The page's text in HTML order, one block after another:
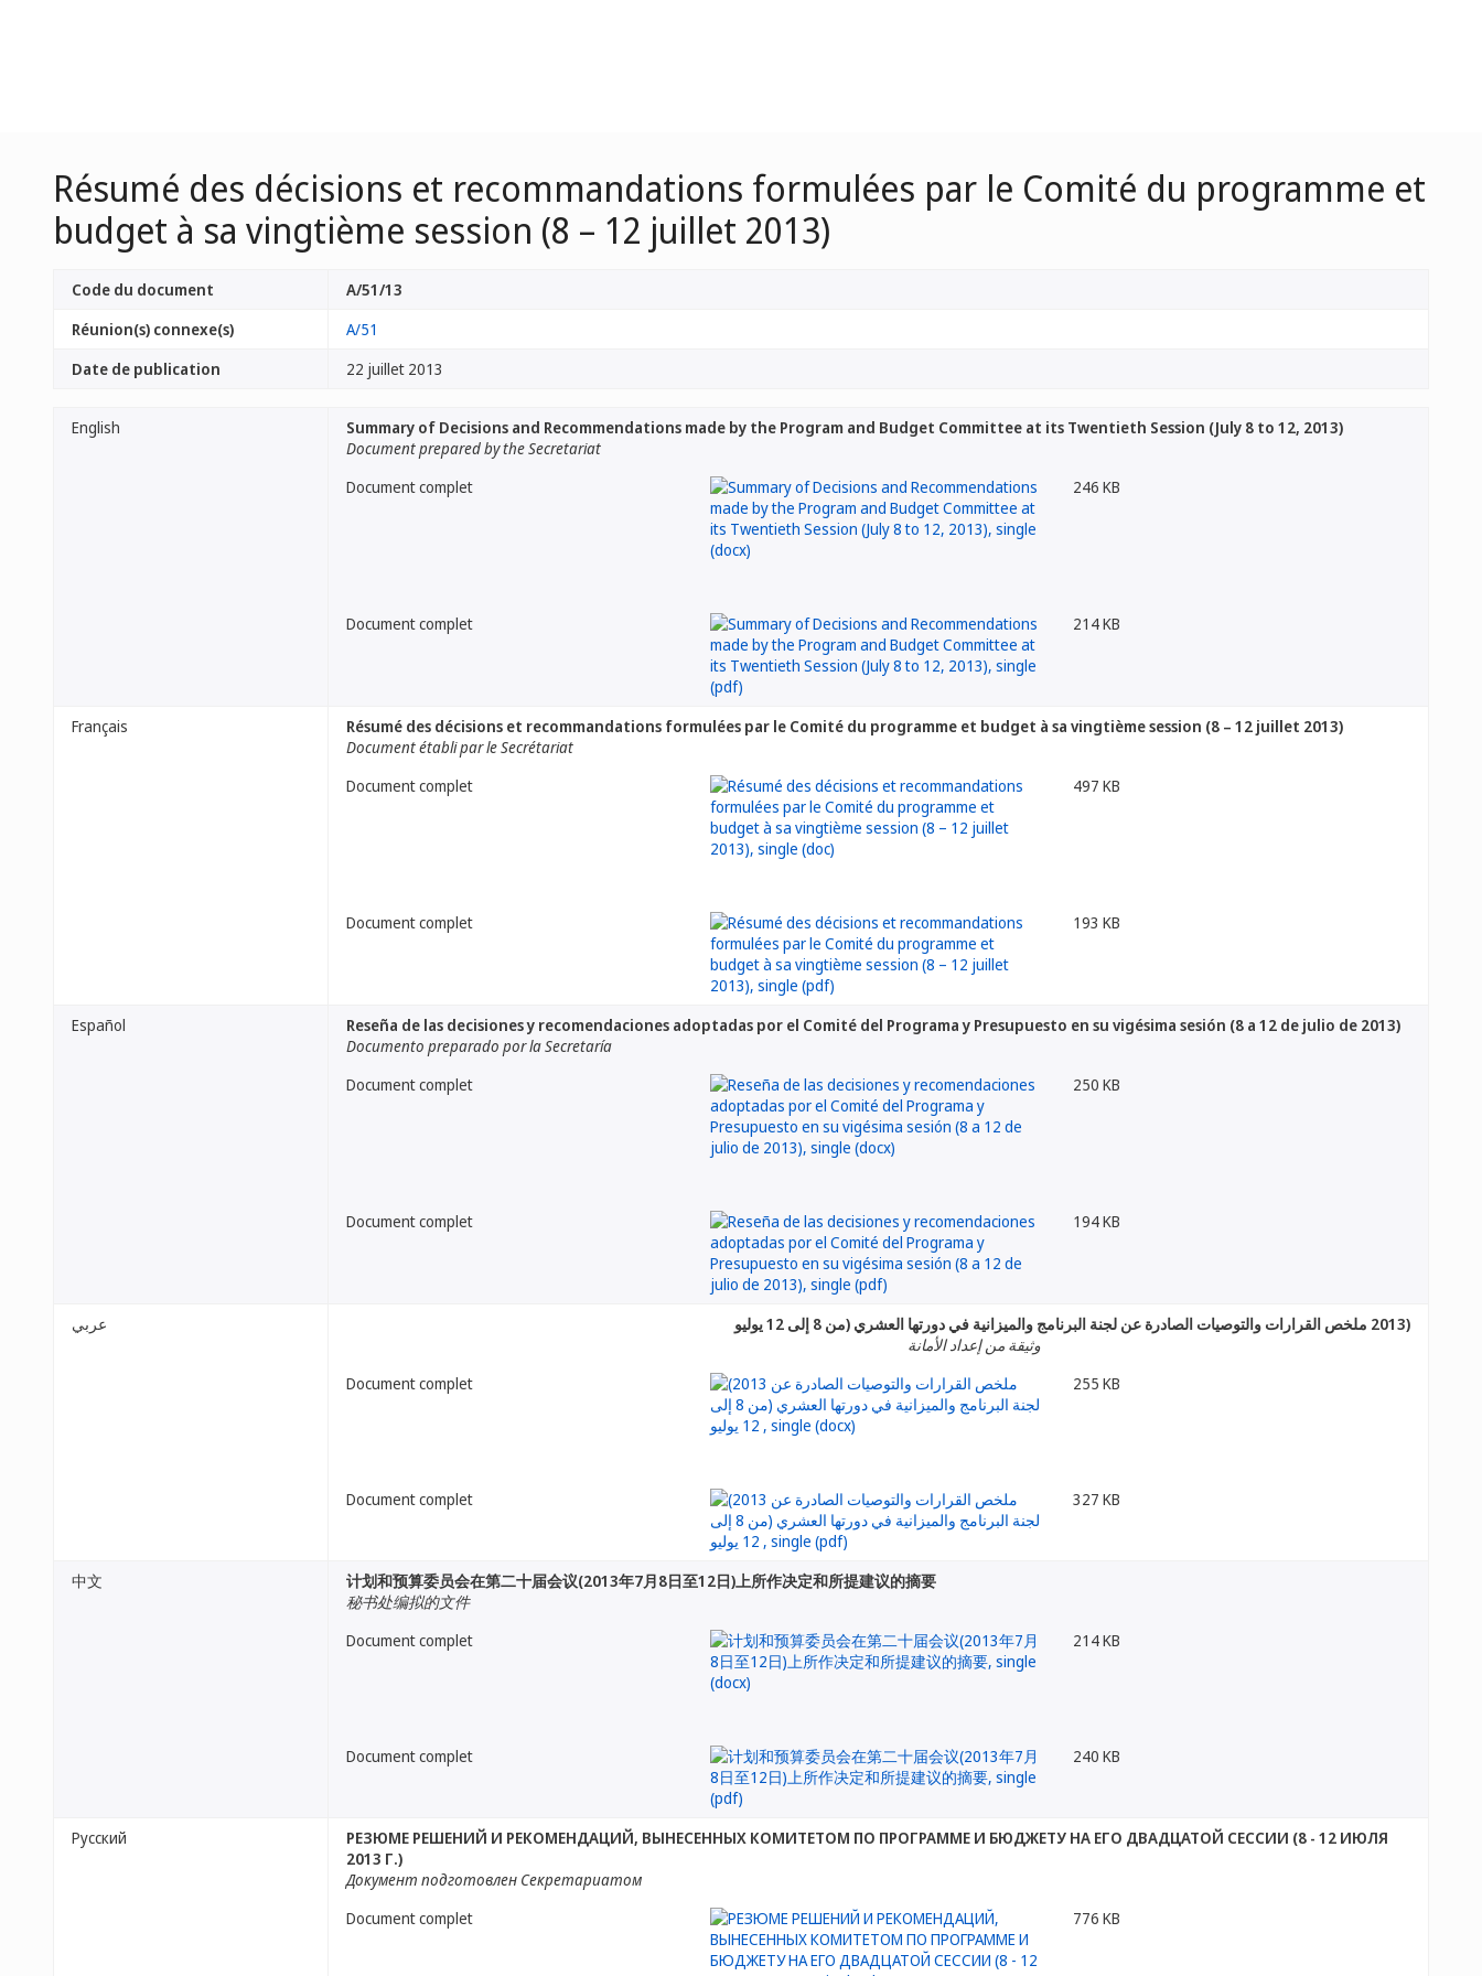
Résumé des décisions et recommandations formulées par le Comité du programme et
budget à sa vingtième session (8 – 12 juillet 2013)
Code du document
A/51/13
Réunion(s) connexe(s)
A/51
Date de publication
22 juillet 2013
English
Summary of Decisions and Recommendations made by the Program and Budget Committee at its Twentieth Session (July 8 to 12, 2013)
Document prepared by the Secretariat
Document complet
246 KB
Document complet 214 KB
Français
Résumé des décisions et recommandations formulées par le Comité du programme et budget à sa vingtième session (8 – 12 juillet 2013)
Document établi par le Secrétariat
Document complet
497 KB
Document complet 193 KB
Español
Reseña de las decisiones y recomendaciones adoptadas por el Comité del Programa y Presupuesto en su vigésima sesión (8 a 12 de julio de 2013)
Documento preparado por la Secretaría
Document complet
250 KB
Document complet 194 KB
عربي
(2013 ملخص القرارات والتوصيات الصادرة عن لجنة البرنامج والميزانية في دورتها العشري (من 8 إلى 12 يوليو
وثيقة من إعداد الأمانة
Document complet
255 KB
Document complet 327 KB
中文
计划和预算委员会在第二十届会议(2013年7月8日至12日)上所作决定和所提建议的摘要
秘书处编拟的文件
Document complet
214 KB
Document complet 240 KB
Русский
РЕЗЮМЕ РЕШЕНИЙ И РЕКОМЕНДАЦИЙ, ВЫНЕСЕННЫХ КОМИТЕТОМ ПО ПРОГРАММЕ И БЮДЖЕТУ НА ЕГО ДВАДЦАТОЙ СЕССИИ (8 - 12 ИЮЛЯ
2013 Г.)
Документ подготовлен Секретариатом
Document complet
776 KB